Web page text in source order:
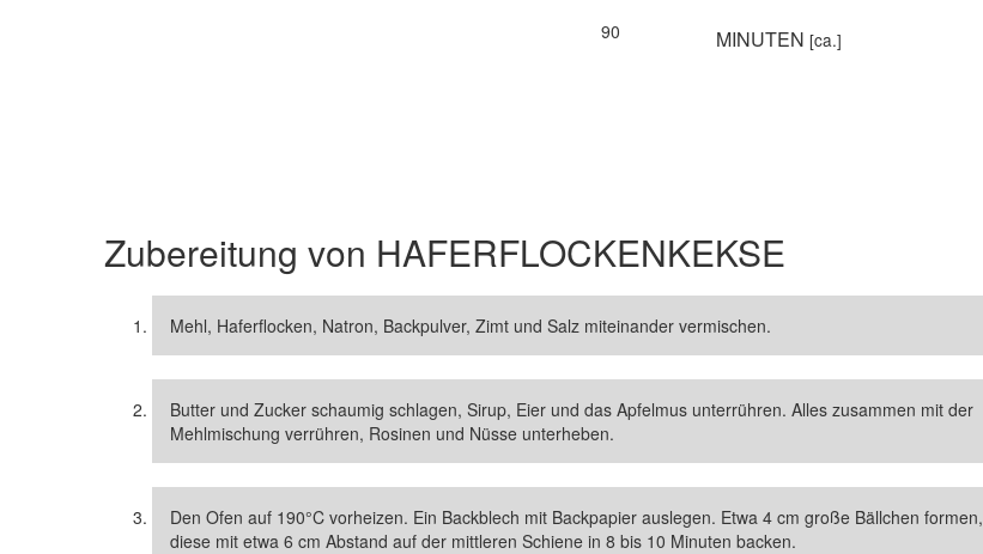
90
MINUTEN [ca.]
Zubereitung von HAFERFLOCKENKEKSE
Mehl, Haferflocken, Natron, Backpulver, Zimt und Salz miteinander vermischen.
Butter und Zucker schaumig schlagen, Sirup, Eier und das Apfelmus unterrühren. Alles zusammen mit der
Mehlmischung verrühren, Rosinen und Nüsse unterheben.
Den Ofen auf 190°C vorheizen. Ein Backblech mit Backpapier auslegen. Etwa 4 cm große Bällchen formen,
diese mit etwa 6 cm Abstand auf der mittleren Schiene in 8 bis 10 Minuten backen.